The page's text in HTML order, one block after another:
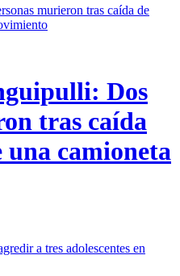
Dos
tras caída
una camioneta